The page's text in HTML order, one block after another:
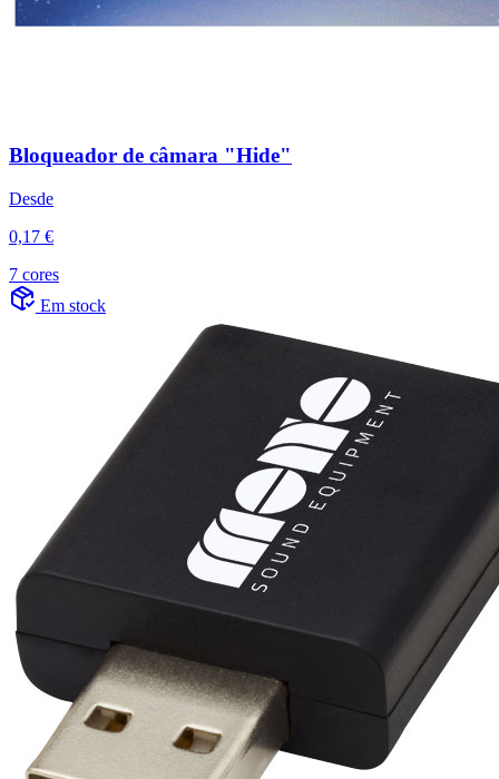
Bloqueador de câmara "Hide"
Desde
0,17 €
7 cores
Em stock